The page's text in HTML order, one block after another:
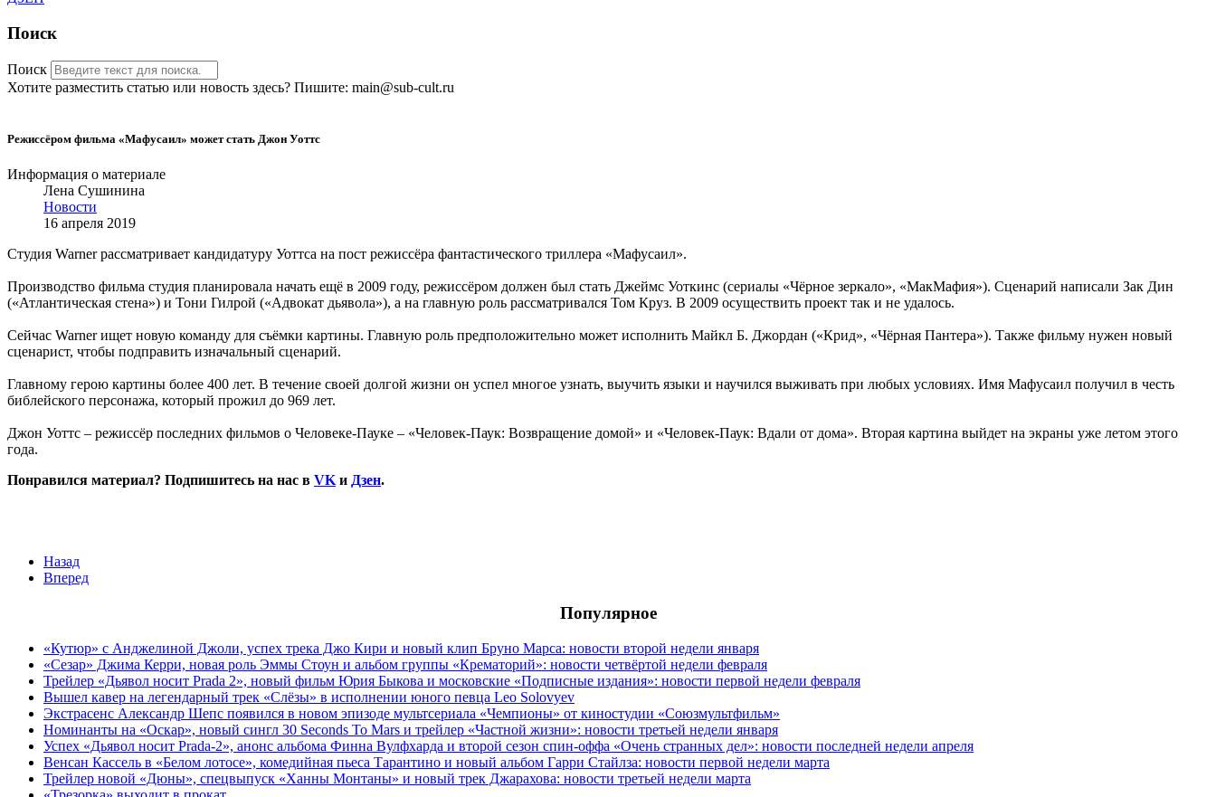
Поиск
Поиск
Хотите разместить статью или новость здесь? Пишите: main@sub-cult.ru
Режиссёром фильма «Мафусаил» может стать Джон Уоттс
Информация о материале
Лена Сушинина
Новости
16 апреля 2019
Студия Warner рассматривает кандидатуру Уоттса на пост режиссёра фантастического триллера «Мафусаил».
Производство фильма студия планировала начать ещё в 2009 году, режиссёром должен был стать Джеймс Уоткинс (сериалы «Чёрное зеркало», «МакМафия»). Сценарий написали Зак Дин
(«Атлантическая стена») и Тони Гилрой («Адвокат дьявола»), а на главную роль рассматривался Том Круз. В 2009 осуществить проект так и не удалось.
Сейчас Warner ищет новую команду для съёмки картины. Главную роль предположительно может исполнить Майкл Б. Джордан («Крид», «Чёрная Пантера»). Также фильму нужен новый
сценарист, чтобы подправить изначальный сценарий.
Главному герою картины более 400 лет. В течение своей долгой жизни он успел многое узнать, выучить языки и научился выживать при любых условиях. Имя Мафусаил получил в честь
библейского персонажа, который прожил до 969 лет.
Джон Уоттс – режиссёр последних фильмов о Человеке-Пауке – «Человек-Паук: Возвращение домой» и «Человек-Паук: Вдали от дома». Вторая картина выйдет на экраны уже летом этого
года.
Понравился материал? Подпишитесь на нас в VK и Дзен.
Назад
Вперед
Популярное
«Кутюр» с Анджелиной Джоли, успех трека Джо Кири и новый клип Бруно Марса: новости второй недели января
«Сезар» Джима Керри, новая роль Эммы Стоун и альбом группы «Крематорий»: новости четвёртой недели февраля
Трейлер «Дьявол носит Prada 2», новый фильм Юрия Быкова и московские «Подписные издания»: новости первой недели февраля
Вышел кавер на легендарный трек «Слёзы» в исполнении юного певца Leo Solovyev
Экстрасенс Александр Шепс появился в новом эпизоде мультсериала «Чемпионы» от киностудии «Союзмультфильм»
Номинанты на «Оскар», новый сингл 30 Seconds To Mars и трейлер «Частной жизни»: новости третьей недели января
Успех «Дьявол носит Prada-2», анонс альбома Финна Вулфхарда и второй сезон спин-оффа «Очень странных дел»: новости последней недели апреля
Венсан Кассель в «Белом лотосе», комедийная пьеса Тарантино и новый альбом Гарри Стайлза: новости первой недели марта
Трейлер новой «Дюны», спецвыпуск «Ханны Монтаны» и новый трек Джарахова: новости третьей недели марта